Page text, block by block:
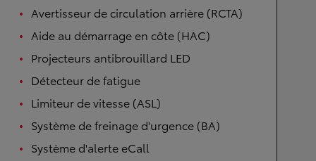
Avertisseur de circulation arrière (RCTA)
Aide au démarrage en côte (HAC)
Projecteurs antibrouillard LED
Détecteur de fatigue
Limiteur de vitesse (ASL)
Système de freinage d'urgence (BA)
Système d'alerte eCall